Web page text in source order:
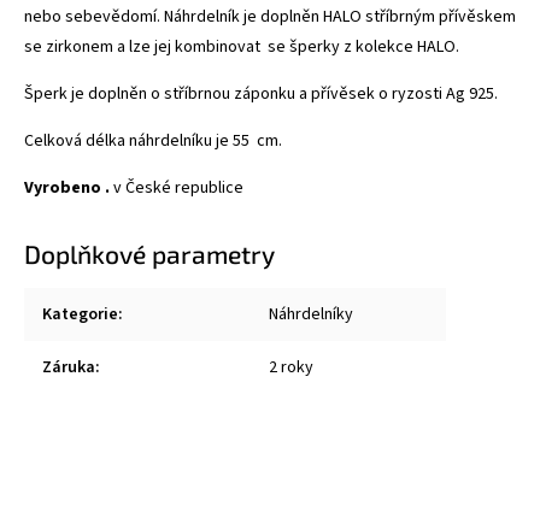
nebo sebevědomí. Náhrdelník je doplněn HALO stříbrným přívěskem
se zirkonem a lze jej kombinovat se šperky z kolekce HALO.
Šperk je doplněn o stříbrnou záponku a přívěsek o ryzosti Ag 925.
Celková délka náhrdelníku je 55 cm.
Vyrobeno . v České republice
Doplňkové parametry
Kategorie: Náhrdelníky
Záruka: 2 roky